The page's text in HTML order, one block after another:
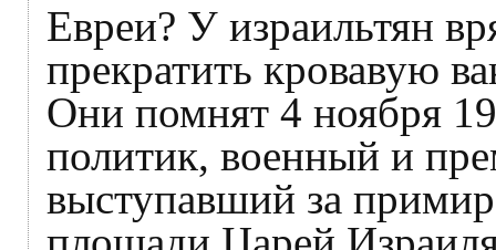
Евреи? У израильтян
прекратить кровавую
Они помнят 4 ноября
политик, военный и
выступавший за